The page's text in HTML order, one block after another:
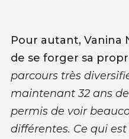
Pour autant, Vanina
de se forger sa
parcours très
maintenant 32 ans
permis de voir
différentes. Ce qui